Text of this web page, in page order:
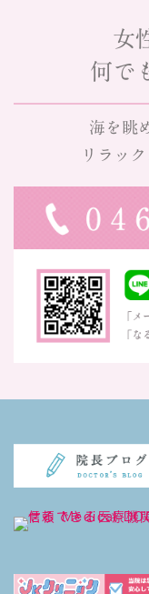
女
何で
海を眺
リラッ